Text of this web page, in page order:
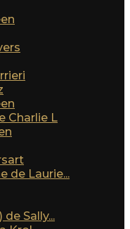
Charlie L
de Laurie...
Sally...